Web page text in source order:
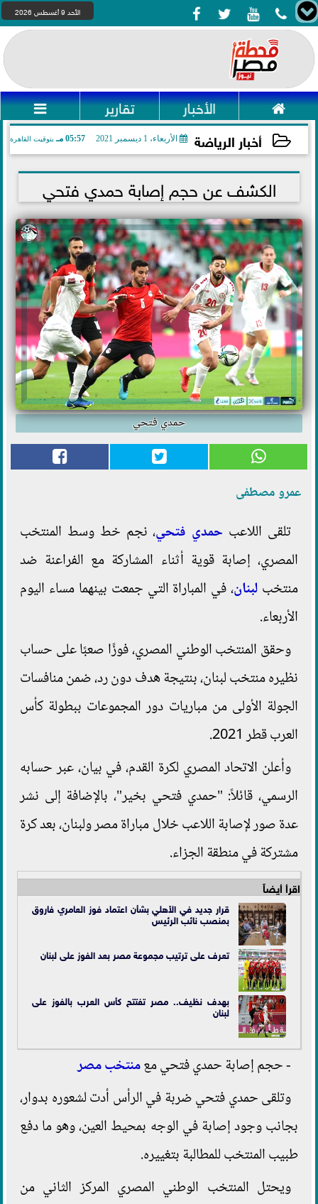
    الأحد 9 أغسطس 2026
 الأخبار تقارير 
أخبار الرياضة الأربعاء، 1 ديسمبر 2021 05:57 مـ بتوقيت القاهرة
2021-12-01 17:57:35الكشف عن حجم إصابة حمدي فتحي
حمدي فتحي
عمرو مصطفى
تلقى اللاعب حمدي فتحي، نجم خط وسط المنتخب
المصري، إصابة قوية أثناء المشاركة مع الفراعنة ضد
منتخب لبنان، في المباراة التي جمعت بينهما مساء اليوم
الأربعاء.
وحقق المنتخب الوطني المصري، فوزًا صعبًا على حساب
نظيره منتخب لبنان، بنتيجة هدف دون رد، ضمن منافسات
الجولة الأولى من مباريات دور المجموعات ببطولة كأس
العرب قطر 2021.
وأعلن الاتحاد المصري لكرة القدم، في بيان، عبر حسابه
الرسمي، قائلاً: "حمدي فتحي بخير"، بالإضافة إلى نشر
عدة صور لإصابة اللاعب خلال مباراة مصر ولبنان، بعد كرة
مشتركة في منطقة الجزاء.
اقرأ أيضاً
قرار جديد في الأهلي بشأن اعتماد فوز العامري فاروق
بمنصب نائب الرئيس
تعرف على ترتيب مجموعة مصر بعد الفوز على لبنان
بهدف نظيف.. مصر تفتتح كأس العرب بالفوز على
لبنان
- حجم إصابة حمدي فتحي معمنتخب مصر
وتلقى حمدي فتحي ضربة في الرأس أدت لشعوره بدوار،
بجانب وجود إصابة في الوجه بمحيط العين، وهو ما دفع
طبيب المنتخب للمطالبة بتغييره.
ويحتل المنتخب الوطني المصري المركز الثاني من